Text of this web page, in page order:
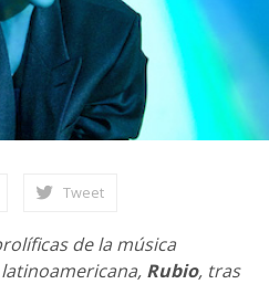
Tweet
de la música
Rubio, tras